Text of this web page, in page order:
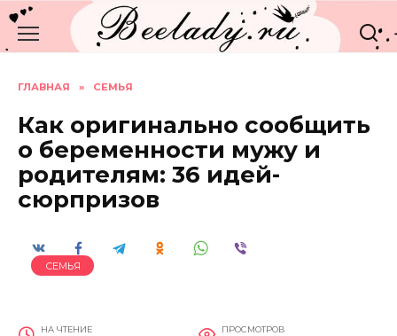
Перейти
содержанию
ГЛАВНАЯ » СЕМЬЯ
Как оригинально сообщить
о беременности мужу и
родителям: 36 идей-
сюрпризов
СЕМЬЯ
НА ЧТЕНИЕ ПРОСМОТРОВ